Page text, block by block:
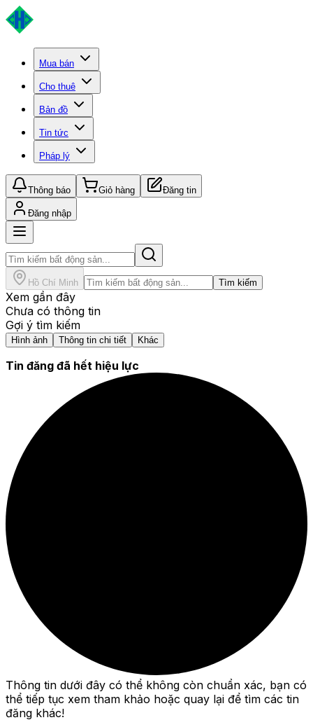
Mua bán
Cho thuê
Bản đồ
Tin tức
Pháp lý
Thông báo Giỏ hàng Đăng tin
Đăng nhập
Hồ Chí Minh Tìm kiếm
Xem gần đây
Chưa có thông tin
Gợi ý tìm kiếm
Hình ảnh Thông tin chi tiết Khác
Tin đăng đã hết hiệu lực
Thông tin dưới đây có thể không còn chuẩn xác, bạn có
thể tiếp tục xem tham khảo hoặc quay lại để tìm các tin
đăng khác!